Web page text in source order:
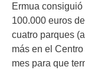
Ermua
100.000 euros
cuatro parques
más en el
mes para que